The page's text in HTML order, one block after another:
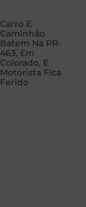
Carro E
Caminhão
Batem Na PR-
463, Em
Colorado, E
Motorista Fica
Ferido